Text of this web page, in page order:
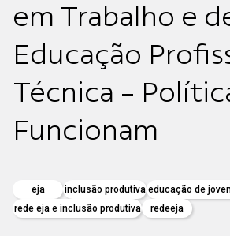
em Trabalho e
Educação
Técnica -
Funcionam
eja inclusão produtiva educação de
rede eja e inclusão produtiva
redeeja